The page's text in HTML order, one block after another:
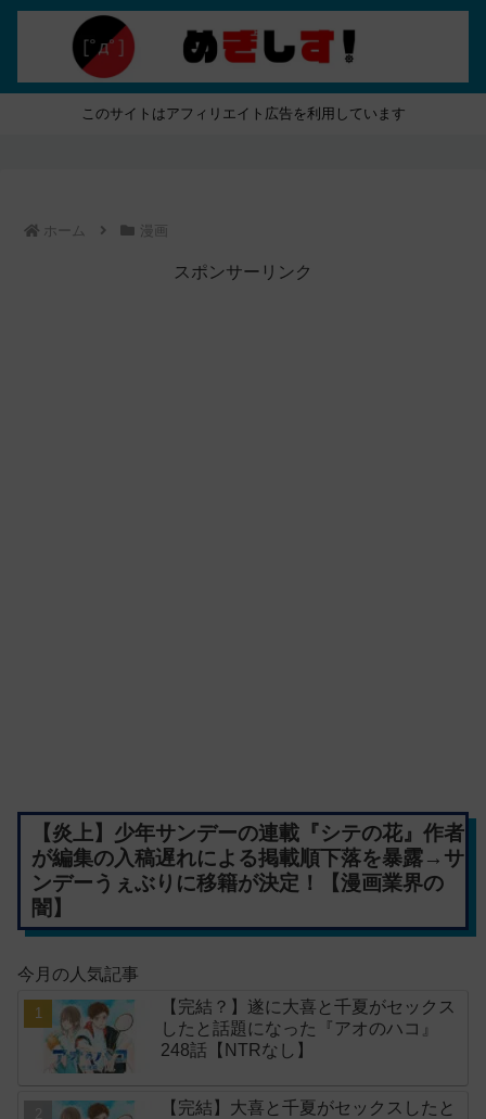
このサイトはアフィリエイト広告を利用しています
ホーム 漫画
スポンサーリンク
【炎上】少年サンデーの連載『シテの花』作者
が編集の入稿遅れによる掲載順下落を暴露→サ
ンデーうぇぶりに移籍が決定！【漫画業界の
闇】
今月の人気記事
【完結？】遂に大喜と千夏がセックス
したと話題になった『アオのハコ』
248話【NTRなし】
【完結】大喜と千夏がセックスしたと